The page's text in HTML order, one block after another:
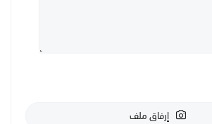
إرفاق ملف